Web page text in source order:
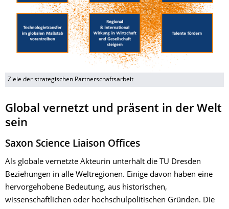
Ziele der strategischen Partnerschaftsarbeit
Global vernetzt und präsent in der Welt
sein
Saxon Science Liaison Offices
Als globale vernetzte Akteurin unterhält die TU Dresden
Beziehungen in alle Weltregionen. Einige davon haben eine
hervorgehobene Bedeutung, aus historischen,
wissenschaftlichen oder hochschulpolitischen Gründen. Die